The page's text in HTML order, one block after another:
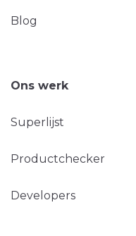
Blog
Ons werk
Superlijst
Productchecker
Developers